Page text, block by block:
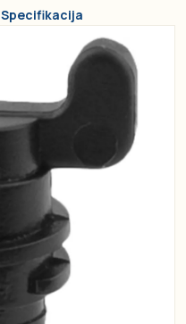
Specifikacija